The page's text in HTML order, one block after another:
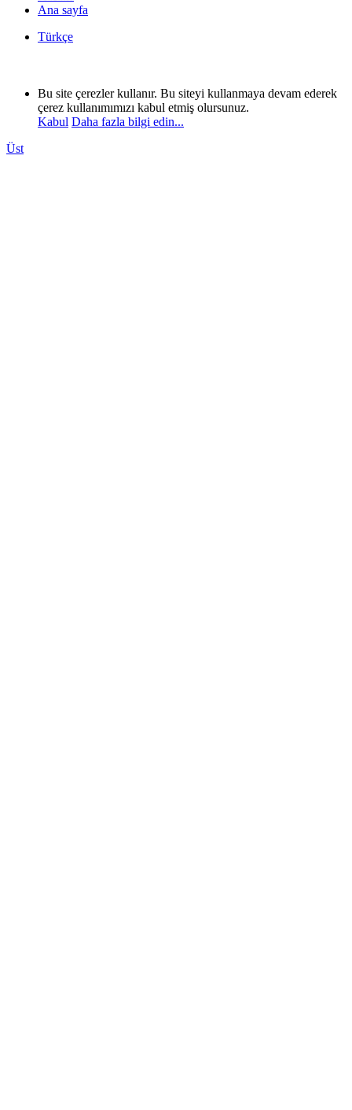
Ana sayfa
Türkçe
Bu site çerezler kullanır. Bu siteyi kullanmaya devam ederek
çerez kullanımımızı kabul etmiş olursunuz.
Kabul Daha fazla bilgi edin...
Üst